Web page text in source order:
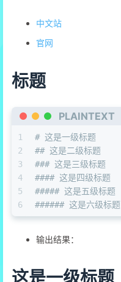
中文站
官网
标题
PLAINTEXT
1
2
3
4
5
6
# 这是一级标题
## 这是二级标题
### 这是三级标题
#### 这是四级标题
##### 这是五级标题
###### 这是六级标题
输出结果：
这是一级标题